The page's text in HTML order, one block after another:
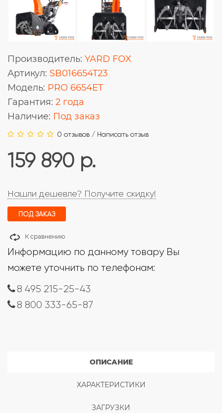
Производитель: YARD FOX
Артикул: SB016654T23
Модель: PRO 6654ET
Гарантия: 2 года
Наличие: Под заказ
0 отзывов / Написать отзыв
159 890 р.
Нашли дешевле? Получите скидку!
ПОД ЗАКАЗ
К сравнению
Информацию по данному товару Вы
можете уточнить по телефонам:
8 495 215-25-43
8 800 333-65-87
ОПИСАНИЕ
ХАРАКТЕРИСТИКИ
ЗАГРУЗКИ